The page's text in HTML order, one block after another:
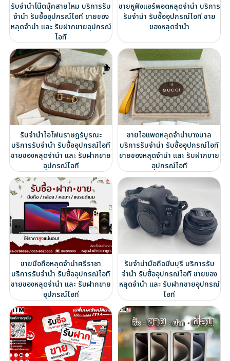
รับจำนำโน๊ตบุ๊คสายไหม บริการรับ
จำนำ รับซื้ออุปกรณ์ไอที ขายของ
หลุดจำนำ และ รับฝากขายอุปกรณ์
ไอที
ขายหูฟังแอร์พอดหลุดจำนำ บริการ
รับจำนำ รับซื้ออุปกรณ์ไอที ขาย
ของหลุดจำนำ
รับจำนำไอโฟนราษฎร์บูรณะ
บริการรับจำนำ รับซื้ออุปกรณ์ไอที
ขายของหลุดจำนำ และ รับฝากขาย
อุปกรณ์ไอที
ขายไอแพดหลุดจำนำบางบาล
บริการรับจำนำ รับซื้ออุปกรณ์ไอที
ขายของหลุดจำนำ และ รับฝากขาย
อุปกรณ์ไอที
ขายมือถือหลุดจำนำศรีราชา
บริการรับจำนำ รับซื้ออุปกรณ์ไอที
ขายของหลุดจำนำ และ รับฝากขาย
อุปกรณ์ไอที
รับจำนำมือถือมีนบุรี บริการรับ
จำนำ รับซื้ออุปกรณ์ไอที ขายของ
หลุดจำนำ และ รับฝากขายอุปกรณ์
ไอที